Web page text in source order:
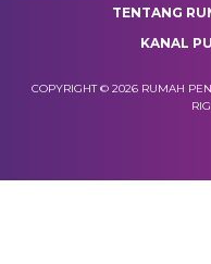
TENTANG
KANAL
COPYRIGHT © 2026 RUMAH